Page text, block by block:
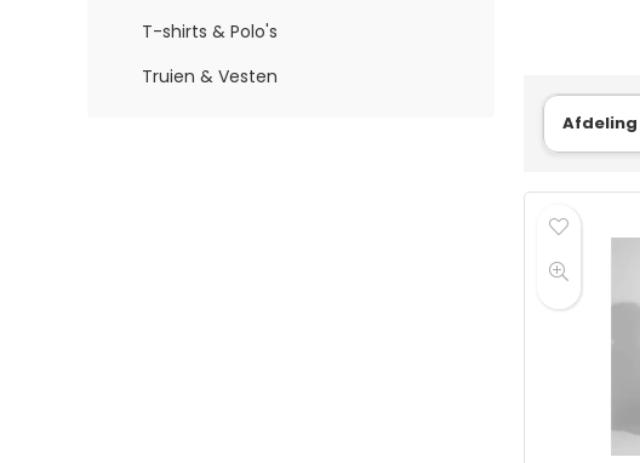
T-shirts & Polo's
Truien & Vesten
Afdeling